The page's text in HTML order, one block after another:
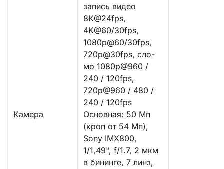
Камера
запись видео
8К@24fps,
4K@60/30fps,
1080p@60/30fps,
720p@30fps, сло-
мо 1080р@960 /
240 / 120fps,
720р@960 / 480 /
240 / 120fps
Основная: 50 Мп
(кроп от 54 Мп),
Sony IMX800,
1/1,49", f/1.7, 2 мкм
в бининге, 7 линз,